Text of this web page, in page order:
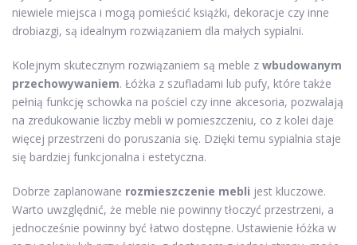
niewiele miejsca i mogą pomieścić książki, dekoracje czy inne
drobiazgi, są idealnym rozwiązaniem dla małych sypialni.
Kolejnym skutecznym rozwiązaniem są meble z wbudowanym
przechowywaniem. Łóżka z szufladami lub pufy, które także
pełnią funkcję schowka na pościel czy inne akcesoria, pozwalają
na zredukowanie liczby mebli w pomieszczeniu, co z kolei daje
więcej przestrzeni do poruszania się. Dzięki temu sypialnia staje
się bardziej funkcjonalna i estetyczna.
Dobrze zaplanowane rozmieszczenie mebli jest kluczowe.
Warto uwzględnić, że meble nie powinny tłoczyć przestrzeni, a
jednocześnie powinny być łatwo dostępne. Ustawienie łóżka w